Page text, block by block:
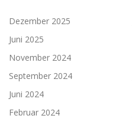
Dezember 2025
Juni 2025
November 2024
September 2024
Juni 2024
Februar 2024